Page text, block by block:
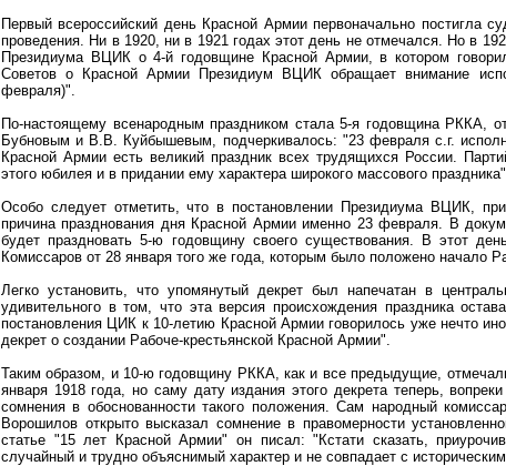
Первый всероссийский день Красной Армии первоначально постигла
проведения. Ни в 1920, ни в 1921 годах этот день не отмечался. Но в
Президиума ВЦИК о 4-й годовщине Красной Армии, в котором
Советов о Красной Армии Президиум ВЦИК обращает внимание
февраля)".
По-настоящему всенародным праздником стала 5-я годовщина
Бубновым и В.В. Куйбышевым, подчеркивалось: "23 февраля с.г.
Красной Армии есть великий праздник всех трудящихся России.
этого юбилея и в придании ему характера широкого массового
Особо следует отметить, что в постановлении Президиума ВЦИК,
причина празднования дня Красной Армии именно 23 февраля. В
будет праздновать 5-ю годовщину своего существования. В этот
Комиссаров от 28 января того же года, которым было положено начало
Легко установить, что упомянутый декрет был напечатан в
удивительного в том, что эта версия происхождения праздника
постановления ЦИК к 10-летию Красной Армии говорилось уже нечто
декрет о создании Рабоче-крестьянской Красной Армии".
Таким образом, и 10-ю годовщину РККА, как и все предыдущие,
января 1918 года, но саму дату издания этого декрета теперь,
сомнения в обоснованности такого положения. Сам народный
Ворошилов открыто высказал сомнение в правомерности
статье "15 лет Красной Армии" он писал: "Кстати сказать,
случайный и трудно объяснимый характер и не совпадает с